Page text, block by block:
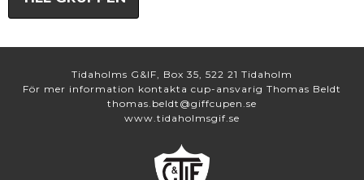
Tidaholms G&IF, Box 35, 522 21 Tidaholm
För mer information kontakta cup-ansvarig Thomas Beldt
thomas.beldt@giffcupen.se
www.tidaholmsgif.se